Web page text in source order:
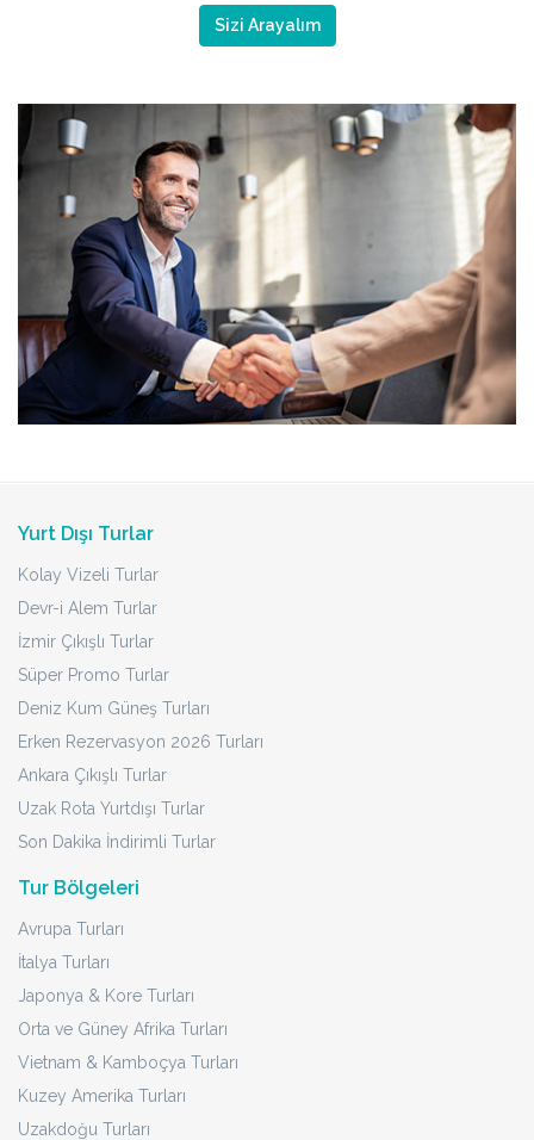
Sizi Arayalım
Yurt Dışı Turlar
Kolay Vizeli Turlar
Devr-i Alem Turlar
İzmir Çıkışlı Turlar
Süper Promo Turlar
Deniz Kum Güneş Turları
Erken Rezervasyon 2026 Turları
Ankara Çıkışlı Turlar
Uzak Rota Yurtdışı Turlar
Son Dakika İndirimli Turlar
Tur Bölgeleri
Avrupa Turları
İtalya Turları
Japonya & Kore Turları
Orta ve Güney Afrika Turları
Vietnam & Kamboçya Turları
Kuzey Amerika Turları
Uzakdoğu Turları